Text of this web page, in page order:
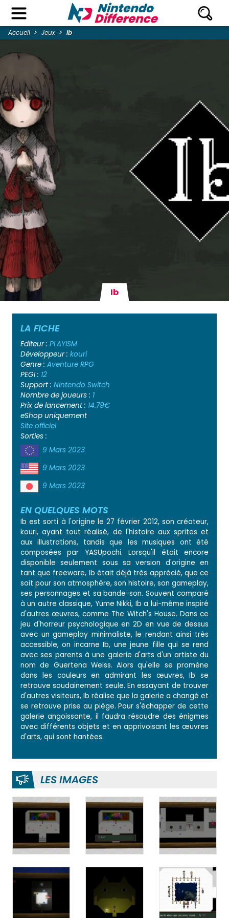
Accueil Jeux Ib
Ib
LA FICHE
Editeur : PLAYISM
Développeur : kouri
Genre : Aventure RPG
PEGI : 12
Support : Nintendo Switch
Nombre de joueurs : 1
Prix de lancement : 14.79€
eShop uniquement
Site officiel
Sorties :
9 Mars 2023
9 Mars 2023
9 Mars 2023
EN QUELQUES MOTS
Ib est sorti à l'origine le 27 février 2012, son créateur,
kouri, ayant tout réalisé, de l'histoire aux sprites et
aux illustrations, tandis que les musiques ont été
composées par YASUpochi. Lorsqu'il était encore
disponible seulement sous sa version d'origine en
tant que freeware, Ib était déjà très apprécié, que ce
soit pour son atmosphère, son histoire, son gameplay,
ses personnages et sa bande-son. Souvent comparé
à un autre classique, Yume Nikki, Ib a lui-même inspiré
d'autres œuvres, comme The Witch's House. Dans ce
jeu d'horreur psychologique en 2D en vue de dessus
avec un gameplay minimaliste, le rendant ainsi très
accessible, on incarne Ib, une jeune fille qui se rend
avec ses parents à une galerie d'arts d'un artiste du
nom de Guertena Weiss. Alors qu'elle se promène
dans les couleurs en admirant les œuvres, Ib se
retrouve soudainement seule. En essayant de trouver
d'autres visiteurs, Ib réalise que la galerie a changé et
se retrouve prise au piège. Pour s'échapper de cette
galerie angoissante, il faudra résoudre des énigmes
avec différents objets et en apprivoisant les œuvres
d'arts, qui sont hantées.
LES IMAGES